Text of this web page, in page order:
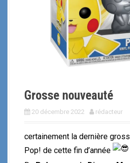
Grosse nouveauté
20 décembre 2022 rédacteur
certainement la dernière
Pop! de cette fin d’année